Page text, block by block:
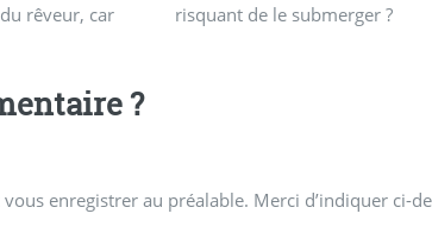
rêveur, car
risquant de le submerger ?
?
enregistrer au préalable. Merci d’indiquer ci-